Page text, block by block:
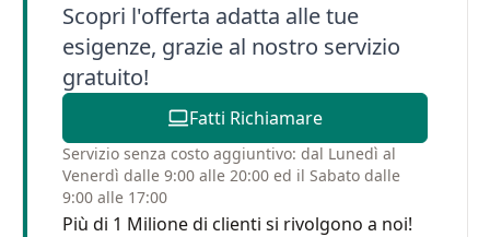
Scopri l'offerta adatta alle tue
esigenze, grazie al nostro servizio
gratuito!
Fatti Richiamare
Servizio senza costo aggiuntivo: dal Lunedì al
Venerdì dalle 9:00 alle 20:00 ed il Sabato dalle
9:00 alle 17:00
Più di 1 Milione di clienti si rivolgono a noi!